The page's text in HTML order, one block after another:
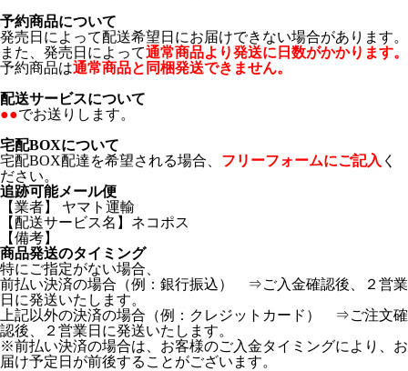
予約商品について
発売日によって配送希望日にお届けできない場合があります。
また、発売日によって通常商品より発送に日数がかかります。
予約商品は通常商品と同梱発送できません。
配送サービスについて
●●でお送りします。
宅配BOXについて
宅配BOX配達を希望される場合、 フリーフォームにご記入 く
ださい。
追跡可能メール便
【業者】 ヤマト運輸
【配送サービス名】ネコポス
【備考】
商品発送のタイミング
特にご指定がない場合、
前払い決済の場合（例：銀行振込） ⇒ご入金確認後、２営業
日に発送いたします。
上記以外の決済の場合（例：クレジットカード） ⇒ご注文確
認後、２営業日に発送いたします。
※前払い決済の場合は、お客様のご入金タイミングにより、お
届け予定日が前後することがございます。